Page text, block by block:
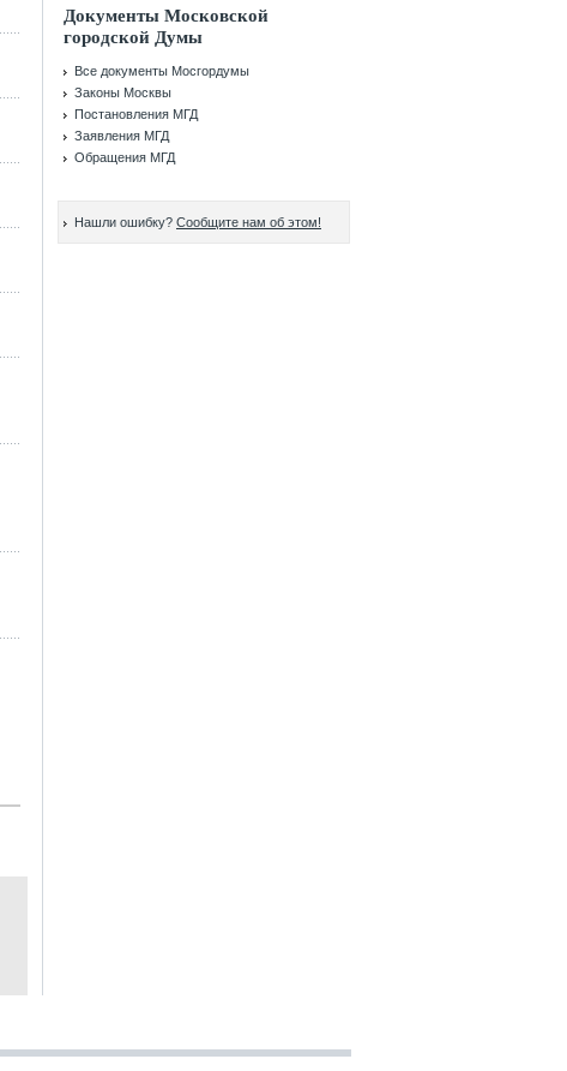
Документы Московской
городской Думы
Все документы Мосгордумы
Законы Москвы
Постановления МГД
Заявления МГД
Обращения МГД
Нашли ошибку? Сообщите нам об этом!